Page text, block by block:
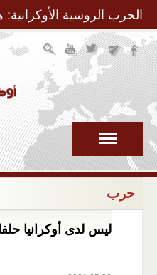
الحرب الروسية
حرب
ليس لدى أوكرانيا